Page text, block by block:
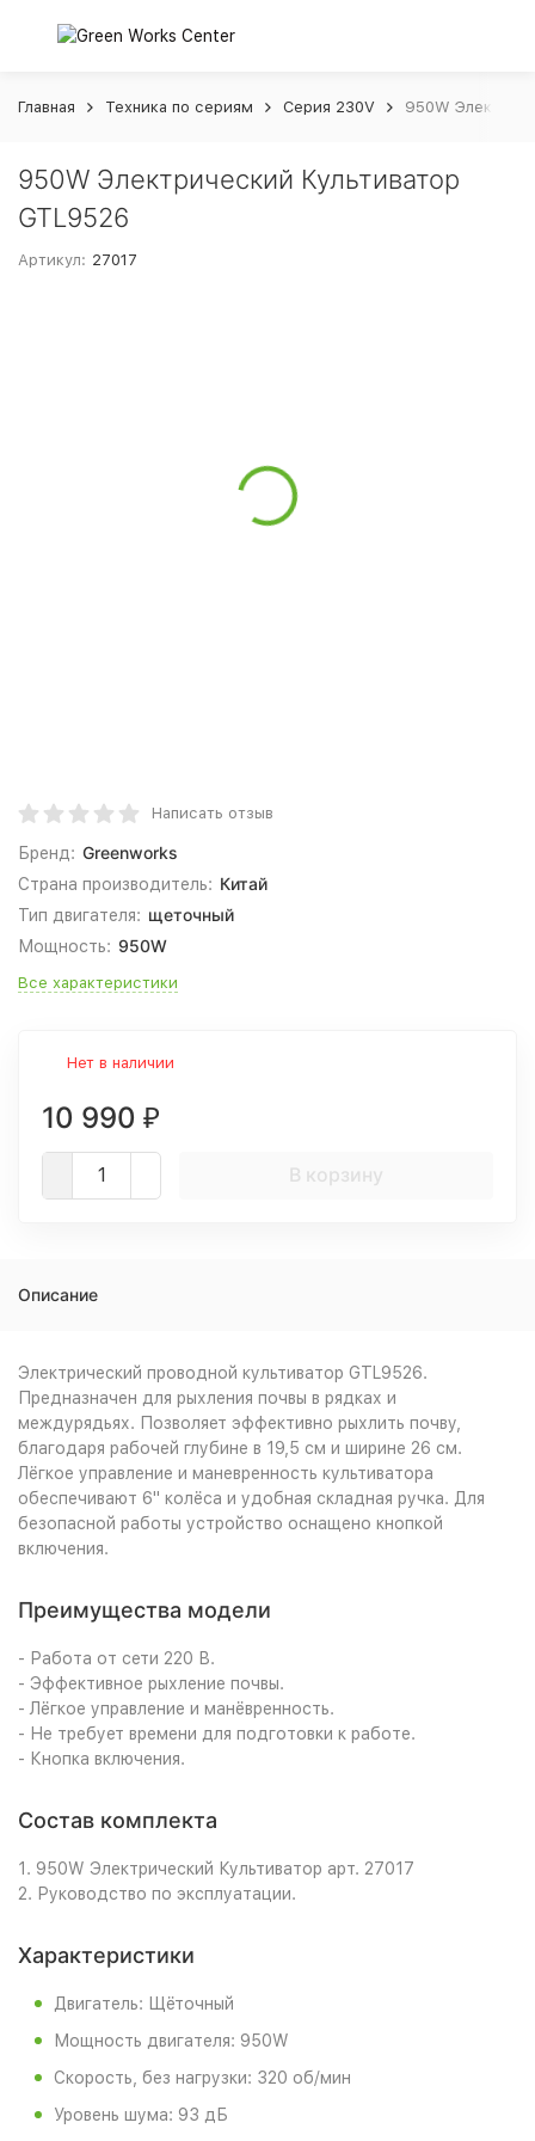
Главная Техника по сериям Серия 230V 950W
950W Электрический Культиватор
GTL9526
Артикул: 27017
Написать отзыв
Бренд: Greenworks
Страна производитель: Китай
Тип двигателя: щеточный
Мощность: 950W
Все характеристики
Нет в наличии
10 990 ₽
В корзину
Описание
Электрический проводной культиватор GTL9526.
Предназначен для рыхления почвы в рядках и
междурядьях. Позволяет эффективно рыхлить почву,
благодаря рабочей глубине в 19,5 см и ширине 26 см.
Лёгкое управление и маневренность культиватора
обеспечивают 6" колёса и удобная складная ручка. Для
безопасной работы устройство оснащено кнопкой
включения.
Преимущества модели
- Работа от сети 220 В.
- Эффективное рыхление почвы.
- Лёгкое управление и манёвренность.
- Не требует времени для подготовки к работе.
- Кнопка включения.
Состав комплекта
1. 950W Электрический Культиватор арт. 27017
2. Руководство по эксплуатации.
Характеристики
Двигатель: Щёточный
Мощность двигателя: 950W
Скорость, без нагрузки: 320 об/мин
Уровень шума: 93 дБ